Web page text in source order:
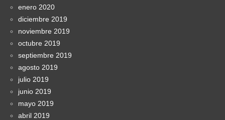
enero 2020
diciembre 2019
noviembre 2019
octubre 2019
septiembre 2019
agosto 2019
julio 2019
junio 2019
mayo 2019
abril 2019